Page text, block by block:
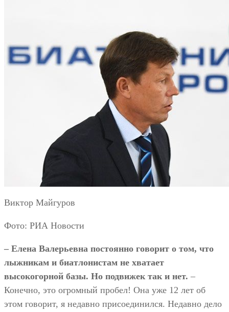
Виктор Майгуров
Фото: РИА Новости
– Елена Валерьевна постоянно говорит о том, что
лыжникам и биатлонистам не хватает
высокогорной базы. Но подвижек так и нет. –
Конечно, это огромный пробел! Она уже 12 лет об
этом говорит, я недавно присоединился. Недавно дело